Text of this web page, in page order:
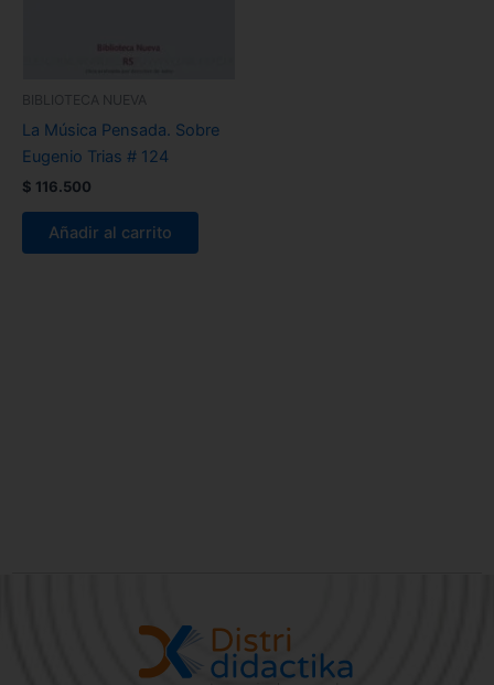
BIBLIOTECA NUEVA
La Música Pensada. Sobre
Eugenio Trias # 124
$ 116.500
Añadir al carrito